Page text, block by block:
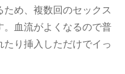
め、複数回のセックス
血流がよくなるので普
り挿入しただけでイっ